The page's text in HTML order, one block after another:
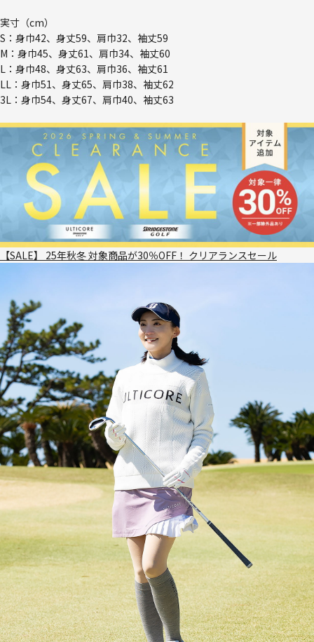
実寸（cm）
S：身巾42、身丈59、肩巾32、袖丈59
M：身巾45、身丈61、肩巾34、袖丈60
L：身巾48、身丈63、肩巾36、袖丈61
LL：身巾51、身丈65、肩巾38、袖丈62
3L：身巾54、身丈67、肩巾40、袖丈63
【SALE】 25年秋冬 対象商品が30％OFF！ クリアランスセール